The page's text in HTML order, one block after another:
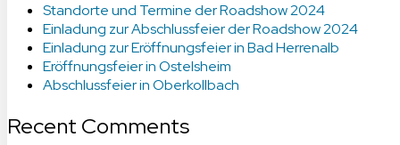
Standorte und Termine der Roadshow 2024
Einladung zur Abschlussfeier der Roadshow 2024
Einladung zur Eröffnungsfeier in Bad Herrenalb
Eröffnungsfeier in Ostelsheim
Abschlussfeier in Oberkollbach
Recent Comments